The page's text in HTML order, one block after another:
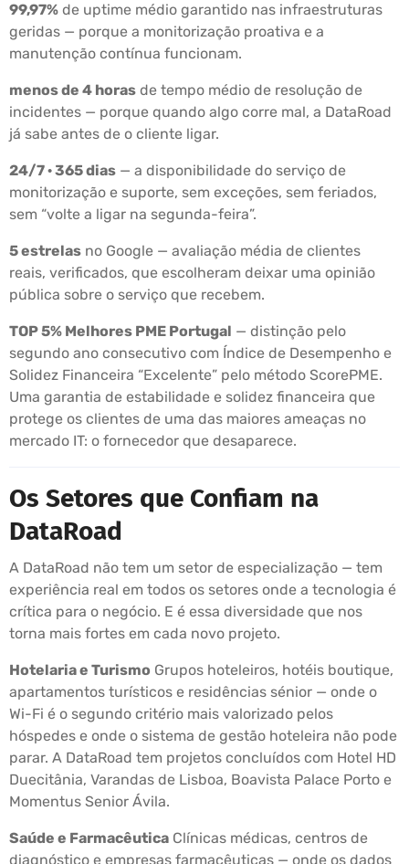
99,97% de uptime médio garantido nas infraestruturas
geridas — porque a monitorização proativa e a
manutenção contínua funcionam.
menos de 4 horas de tempo médio de resolução de
incidentes — porque quando algo corre mal, a DataRoad
já sabe antes de o cliente ligar.
24/7 · 365 dias — a disponibilidade do serviço de
monitorização e suporte, sem exceções, sem feriados,
sem “volte a ligar na segunda-feira”.
5 estrelas no Google — avaliação média de clientes
reais, verificados, que escolheram deixar uma opinião
pública sobre o serviço que recebem.
TOP 5% Melhores PME Portugal — distinção pelo
segundo ano consecutivo com Índice de Desempenho e
Solidez Financeira “Excelente” pelo método ScorePME.
Uma garantia de estabilidade e solidez financeira que
protege os clientes de uma das maiores ameaças no
mercado IT: o fornecedor que desaparece.
Os Setores que Confiam na
DataRoad
A DataRoad não tem um setor de especialização — tem
experiência real em todos os setores onde a tecnologia é
crítica para o negócio. E é essa diversidade que nos
torna mais fortes em cada novo projeto.
Hotelaria e Turismo Grupos hoteleiros, hotéis boutique,
apartamentos turísticos e residências sénior — onde o
Wi-Fi é o segundo critério mais valorizado pelos
hóspedes e onde o sistema de gestão hoteleira não pode
parar. A DataRoad tem projetos concluídos com Hotel HD
Duecitânia, Varandas de Lisboa, Boavista Palace Porto e
Momentus Senior Ávila.
Saúde e Farmacêutica Clínicas médicas, centros de
diagnóstico e empresas farmacêuticas — onde os dados